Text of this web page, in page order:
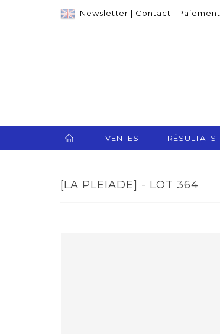
Newsletter | Contact | Paiement
VENTES RÉSULTATS
[LA PLEIADE] - LOT 364